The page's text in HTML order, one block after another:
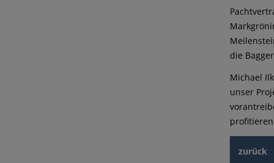
die
Michael
unser
zurück